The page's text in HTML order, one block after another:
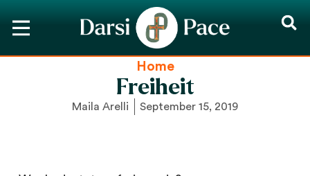
Home
Freiheit
Maila Arelli September 15, 2019